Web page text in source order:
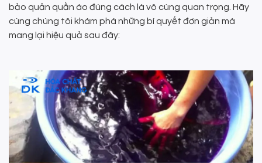
bảo quản quần áo đúng cách là vô cùng quan trọng. Hãy
cùng chúng tôi khám phá những bí quyết đơn giản mà
mang lại hiệu quả sau đây: